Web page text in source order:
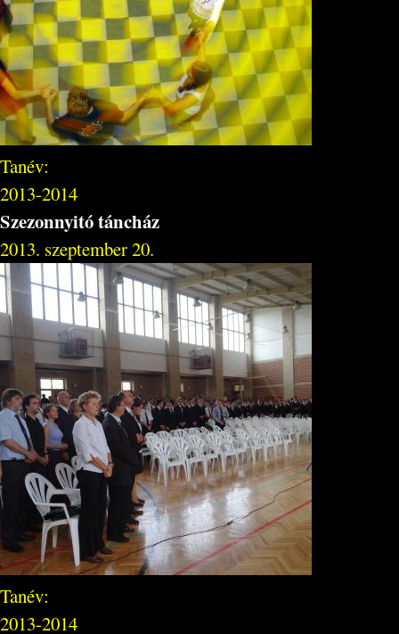
Tanév:
2013-2014
Szezonnyitó táncház
2013. szeptember 20.
Tanév:
2013-2014